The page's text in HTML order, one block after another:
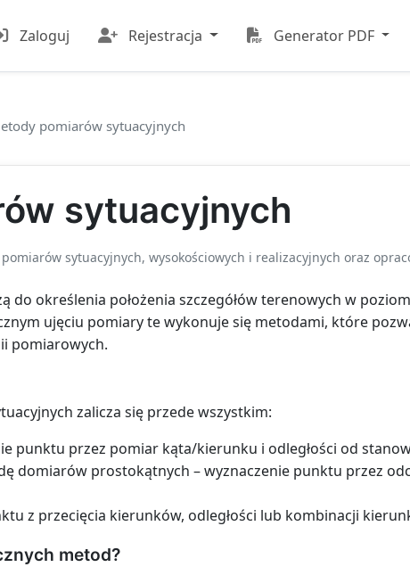
Zaloguj Rejestracja Generator PDF
pomiarów sytuacyjnych
sytuacyjnych
sytuacyjnych, wysokościowych i realizacyjnych oraz
do określenia położenia szczegółów terenowych w
ujęciu pomiary te wykonuje się metodami, które
pomiarowych.
zalicza się przede wszystkim:
punktu przez pomiar kąta/kierunku i odległości od
domiarów prostokątnych – wyznaczenie punktu przez
z przecięcia kierunków, odległości lub kombinacji
metod?